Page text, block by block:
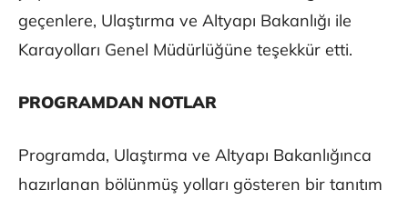
geçenlere, Ulaştırma ve Altyapı Bakanlığı ile
Karayolları Genel Müdürlüğüne teşekkür etti.
PROGRAMDAN NOTLAR
Programda, Ulaştırma ve Altyapı Bakanlığınca
hazırlanan bölünmüş yolları gösteren bir tanıtım